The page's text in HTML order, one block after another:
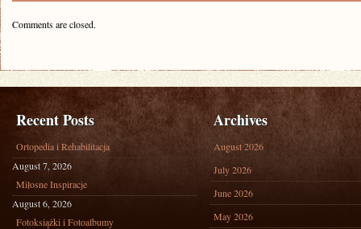
Comments are closed.
Recent Posts
Ortopedia i Rehabilitacja
August 7, 2026
Miłosne Inspiracje
August 6, 2026
Fotoksiążki i Fotoalbumy
Archives
August 2026
July 2026
June 2026
May 2026